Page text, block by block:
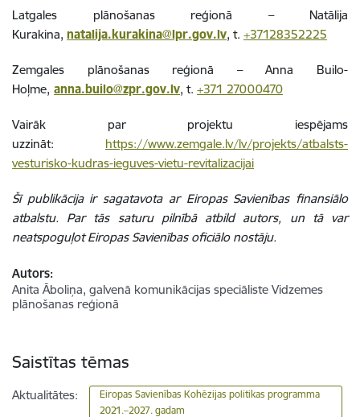
Latgales plānošanas reģionā – Natālija
Kurakina, natalija.kurakina@lpr.gov.lv, t. +37128352225
Zemgales plānošanas reģionā – Anna Builo-
Hoļme, anna.builo@zpr.gov.lv, t. +371 27000470
Vairāk par projektu iespējams
uzzināt: https://www.zemgale.lv/lv/projekts/atbalsts-
vesturisko-kudras-ieguves-vietu-revitalizacijai
Šī publikācija ir sagatavota ar Eiropas Savienības finansiālo
atbalstu. Par tās saturu pilnībā atbild autors, un tā var
neatspoguļot Eiropas Savienības oficiālo nostāju.
Autors:
Anita Āboliņa, galvenā komunikācijas speciāliste Vidzemes
plānošanas reģionā
Saistītas tēmas
Aktualitātes:
Eiropas Savienības Kohēzijas politikas programma
2021.–2027. gadam